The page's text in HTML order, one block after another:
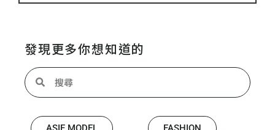
發現更多你想知道的